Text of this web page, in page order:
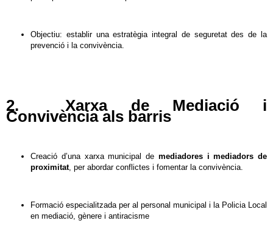
Objectiu: establir una estratègia integral de seguretat des de la
prevenció i la convivència.
2. Xarxa de Mediació i
Convivència als barris
Creació d’una xarxa municipal de mediadores i mediadors de
proximitat, per abordar conflictes i fomentar la convivència.
Formació especialitzada per al personal municipal i la Policia Local
en mediació, gènere i antiracisme